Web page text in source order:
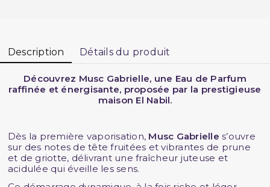
Description Détails du produit
Découvrez Musc Gabrielle, une Eau de Parfum
raffinée et énergisante, proposée par la prestigieuse
maison El Nabil.
Dès la première vaporisation, Musc Gabrielle s’ouvre
sur des notes de tête fruitées et vibrantes de prune
et de griotte, délivrant une fraîcheur juteuse et
acidulée qui éveille les sens.